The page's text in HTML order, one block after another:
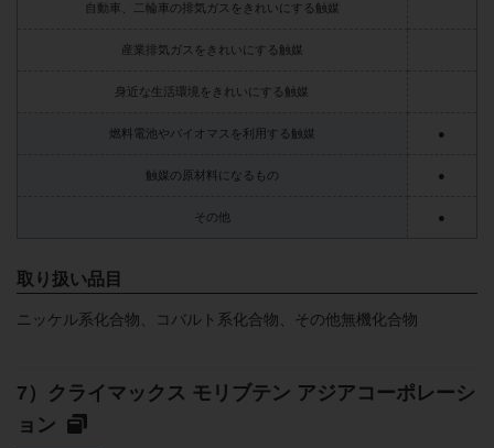
自動車、二輪車の排気ガスをきれいにする触媒
産業排気ガスをきれいにする触媒
身近な生活環境をきれいにする触媒
燃料電池やバイオマスを利用する触媒
触媒の原材料になるもの
その他
●
●
●
取り扱い品目
ニッケル系化合物、コバルト系化合物、その他無機化合物
クライマックス モリブテン アジアコーポレーシ
ョン